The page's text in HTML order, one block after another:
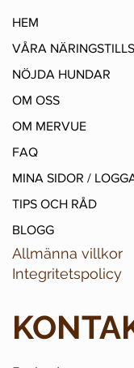
HEM
VÅRA
NÖJDA HUNDAR
OM OSS
OM MERVUE
FAQ
MINA SIDOR /
TIPS OCH RÅD
BLOGG
Allmänna villkor
Integritetspolicy